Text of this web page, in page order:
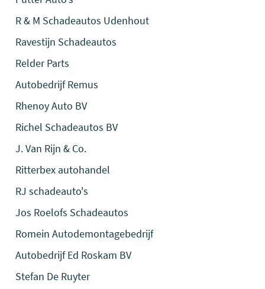
R & M Schadeautos Udenhout
Ravestijn Schadeautos
Relder Parts
Autobedrijf Remus
Rhenoy Auto BV
Richel Schadeautos BV
J. Van Rijn & Co.
Ritterbex autohandel
RJ schadeauto's
Jos Roelofs Schadeautos
Romein Autodemontagebedrijf
Autobedrijf Ed Roskam BV
Stefan De Ruyter